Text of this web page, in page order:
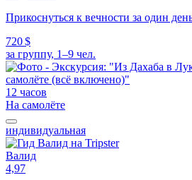
Прикоснуться к вечности за один
720 $
за группу, 1–9 чел.
12 часов
На самолёте
индивидуальная
Валид
4,97